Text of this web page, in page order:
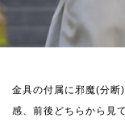
金具の付属に邪魔(分断
感、前後どちらから見